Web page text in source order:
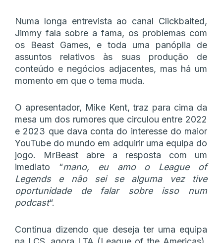
Numa longa entrevista ao canal Clickbaited,
Jimmy fala sobre a fama, os problemas com
os Beast Games, e toda uma panóplia de
assuntos relativos às suas produção de
conteúdo e negócios adjacentes, mas há um
momento em que o tema muda.
O apresentador, Mike Kent, traz para cima da
mesa um dos rumores que circulou entre 2022
e 2023 que dava conta do interesse do maior
YouTube do mundo em adquirir uma equipa do
jogo. MrBeast abre a resposta com um
imediato “mano, eu amo o League of
Legends e não sei se alguma vez tive
oportunidade de falar sobre isso num
podcast“.
Continua dizendo que deseja ter uma equipa